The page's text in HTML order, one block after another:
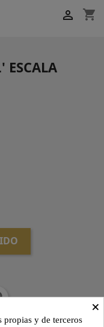
shopping_cart

ESCALA
×
y de terceros